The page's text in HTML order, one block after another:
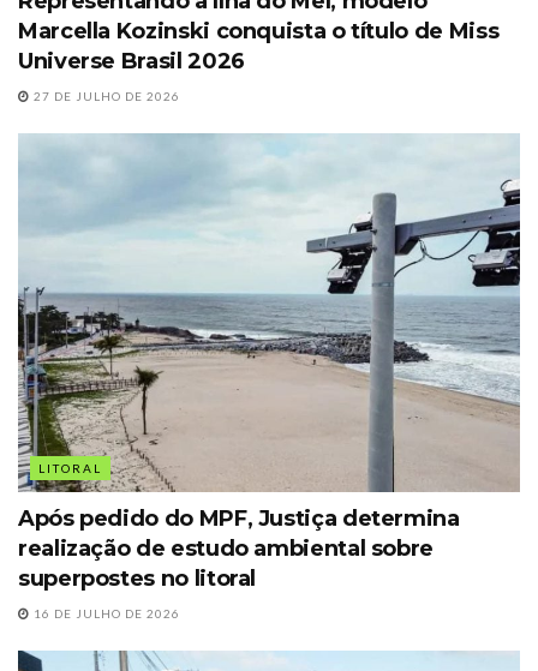
Marcella Kozinski conquista o título de Miss
Universe Brasil 2026
27 DE JULHO DE 2026
LITORAL
Após pedido do MPF, Justiça determina
realização de estudo ambiental sobre
superpostes no litoral
16 DE JULHO DE 2026